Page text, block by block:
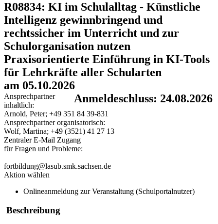
R08834: KI im Schulalltag - Künstliche
Intelligenz gewinnbringend und
rechtssicher im Unterricht und zur
Schulorganisation nutzen
Praxisorientierte Einführung in KI-Tools
für Lehrkräfte aller Schularten
am 05.10.2026
Anmeldeschluss: 24.08.2026
Ansprechpartner
inhaltlich:
Arnold, Peter; +49 351 84 39-831
Ansprechpartner organisatorisch:
Wolf, Martina; +49 (3521) 41 27 13
Zentraler E-Mail Zugang
für Fragen und Probleme:
fortbildung@lasub.smk.sachsen.de
Aktion wählen
Onlineanmeldung zur Veranstaltung (Schulportalnutzer)
Beschreibung